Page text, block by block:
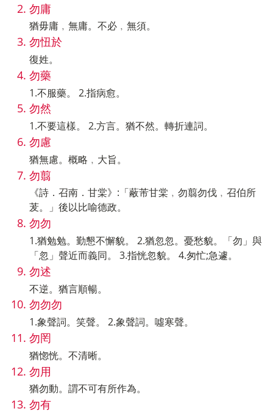
勿庸
猶毋庸﹐無庸。不必﹐無須。
勿忸於
復姓。
勿藥
1.不服藥。 2.指病愈。
勿然
1.不要這樣。 2.方言。猶不然。轉折連詞。
勿慮
猶無慮。概略﹐大旨。
勿翦
《詩．召南．甘棠》:「蔽芾甘棠﹐勿翦勿伐﹐召伯所
茇。」後以比喻德政。
勿勿
1.猶勉勉。勤懇不懈貌。 2.猶忽忽。憂愁貌。「勿」與
「忽」聲近而義同。 3.指恍忽貌。 4.匆忙;急遽。
勿述
不逆。猶言順暢。
勿勿勿
1.象聲詞。笑聲。 2.象聲詞。噓寒聲。
勿罔
猶惚恍。不清晰。
勿用
猶勿動。謂不可有所作為。
勿有